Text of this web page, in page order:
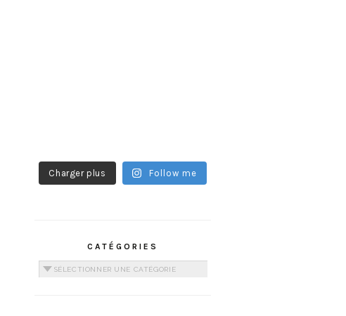
Charger plus Follow me
CATÉGORIES
Catégories